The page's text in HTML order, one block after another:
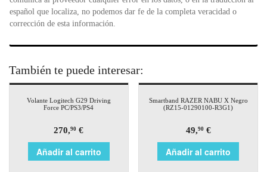
español que localiza, no podemos dar fe de la completa veracidad o
corrección de esta información.
También te puede interesar:
Volante Logitech G29 Driving
Force PC/PS3/PS4
270,90 €
Añadir al carrito
Smartband RAZER NABU X Negro
(RZ15-01290100-R3G1)
49,90€
Añadir al carrito